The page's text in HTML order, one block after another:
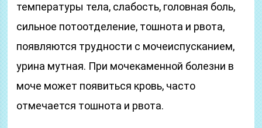
температуры тела, слабость, головная боль,
сильное потоотделение, тошнота и рвота,
появляются трудности с мочеиспусканием,
урина мутная. При мочекаменной болезни в
моче может появиться кровь, часто
отмечается тошнота и рвота.